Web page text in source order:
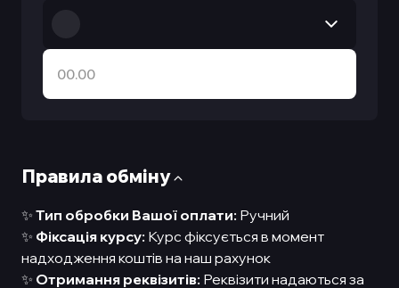
Правила обмiну
✨ Тип обробки Вашої оплати: Ручний
✨ Фіксація курсу: Курс фіксується в момент
надходження коштів на наш рахунок
✨ Отримання реквізитів: Реквізити надаються за